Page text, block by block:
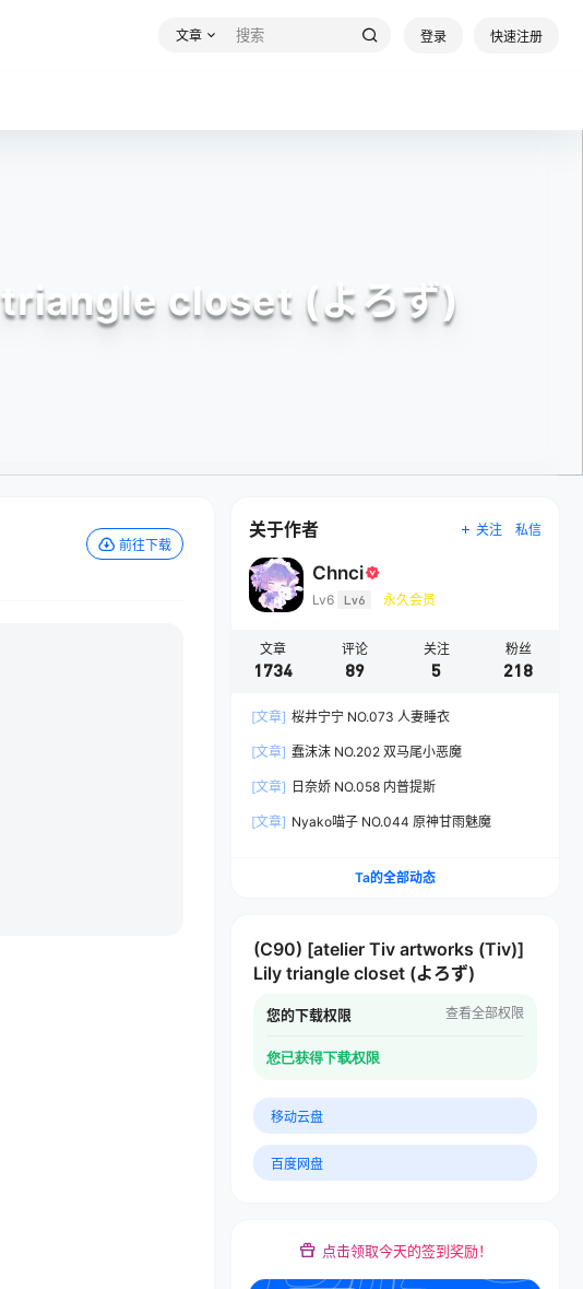
文章 登录 快速注册
closet (よろず)
前往下载
关于作者 关注 私信
Chnci
Lv6 Lv6 永久会员
文章
1734
评论
89
关注
5
粉丝
218
[文章] 桜井宁宁 NO.073 人妻睡衣
[文章] 蠢沫沫 NO.202 双马尾小恶魔
[文章] 日奈娇 NO.058 内普提斯
[文章] Nyako喵子 NO.044 原神甘雨魅魔
Ta的全部动态
(C90) [atelier Tiv artworks (Tiv)]
Lily triangle closet (よろず)
您的下载权限 查看全部权限
您已获得下载权限
移动云盘
百度网盘
点击领取今天的签到奖励！